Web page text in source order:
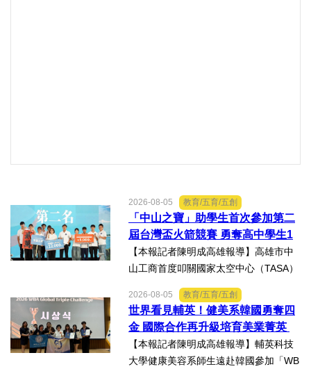
2026-08-05 教育/五育/五創
「中山之寶」助學生首次參加第二
屆台灣盃火箭競賽 勇奪高中學生1
K組亞軍
【本報記者陳明成高雄報導】高雄市中
山工商首度叩關國家太空中心（TASA）
一路過關斬將，順利完成火箭發射，並
將全箭完整回收，勇奪高中學生1K組亞
軍，表現亮眼。陳國清...
2026-08-05 教育/五育/五創
世界看見輔英！健美系韓國勇奪四
金 國際合作再升級培育美業菁英
【本報記者陳明成高雄報導】輔英科技
大學健康美容系師生遠赴韓國參加「WB